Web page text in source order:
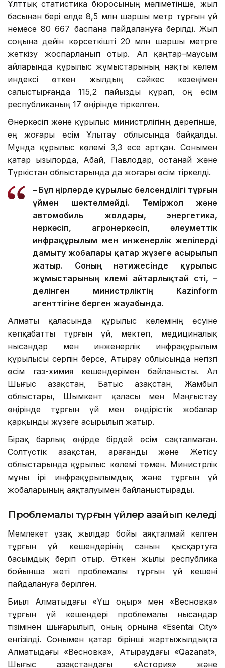
Ұлттық статистика бюросының мәліметінше, жыл
басынан бері елде 8,5 млн шаршы метр тұрғын үй
немесе 80 667 баспана пайдалануға берілді. Жыл
соңына дейін көрсеткішті 20 млн шаршы метрге
жеткізу жоспарланып отыр. Ал қаңтар–маусым
айларында құрылыс жұмыстарының нақты көлем
индексі өткен жылдың сәйкес кезеңімен
салыстырғанда 115,2 пайызды құрап, оң өсім
республиканың 17 өңірінде тіркелген.
Өнеркәсіп және құрылыс министрлігінің дерегінше,
ең жоғары өсім Ұлытау облысында байқалды.
Мұнда құрылыс көлемі 3,3 есе артқан. Сонымен
қатар Қызылорда, Абай, Павлодар, Қостанай және
Түркістан облыстарында да жоғары өсім тіркелді.
– Бұл өңірлерде құрылыс белсенділігі тұрғын
үймен шектелмейді. Теміржол және
автомобиль жолдары, энергетика,
өнеркәсіп, агроөнеркәсіп, әлеуметтік
инфрақұрылым мен инженерлік желілерді
дамыту жобалары қатар жүзеге асырылып
жатыр. Соның нәтижесінде құрылыс
жұмыстарының көлемі айтарлықтай өсті, –
делінген министрліктің Kazinform
агенттігіне берген жауабында.
Алматы қаласында құрылыс көлемінің өсуіне
көпқабатты тұрғын үй, мектеп, медициналық
нысандар мен инженерлік инфрақұрылым
құрылысы серпін берсе, Атырау облысында негізгі
өсім газ-химия кешендерімен байланысты. Ал
Шығыс Қазақстан, Батыс Қазақстан, Жамбыл
облыстары, Шымкент қаласы мен Маңғыстау
өңірінде тұрғын үй мен өндірістік жобалар
қарқынды жүзеге асырылып жатыр.
Бірақ барлық өңірде бірдей өсім сақталмаған.
Солтүстік Қазақстан, Қарағанды және Жетісу
облыстарында құрылыс көлемі төмен. Министрлік
мұны ірі инфрақұрылымдық және тұрғын үй
жобаларының аяқталуымен байланыстырады.
Проблемалы тұрғын үйлер азайып келеді
Мемлекет ұзақ жылдар бойы аяқталмай келген
тұрғын үй кешендерінің санын қысқартуға
басымдық беріп отыр. Өткен жылы республика
бойынша жеті проблемалы тұрғын үй кешені
пайдалануға берілген.
Биыл Алматыдағы «Үш Қоңыр» мен «Весновка»
тұрғын үй кешендері проблемалы нысандар
тізімінен шығарылып, оның орнына «Esentai City»
енгізілді. Сонымен қатар бірінші жартыжылдықта
Алматыдағы «Весновка», Атыраудағы «Qazanat»,
Шығыс Қазақстандағы «Астория» және